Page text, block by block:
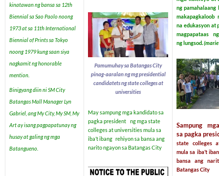
kinatawan ng bansa sa 12th
Biennial sa Sao Paolo noong
1973 at sa 11th International
Biennial of Prints sa Tokyo
noong 1979 kung saan siya
nagkamit ng honorable
mention.
Binigyang diin ni SM City
Batangas Mall Manager Lyn
Gabriel, ang My City, My SM, My
Art ay isang pagpapatunay ng
husay at galing ng mga
Batangueno.
Pamumuhay sa Batangas City
pinag-aaralan ng mgpresidential
candidatets ng state collegesat
universities
May sampung mga kandidato sa
pagka president
ng mga state
colleges at universities mula sa
iba’t ibang rehiyon sa bansa ang
narito ngayon sa Batangas City
ng pamahalaang
makapagkaloob
na edukasyon at
magpapataas
ng lungsod.
Sampung
sa pagka
state colleges
mula sa iba’t
bansa ang
Batangas City